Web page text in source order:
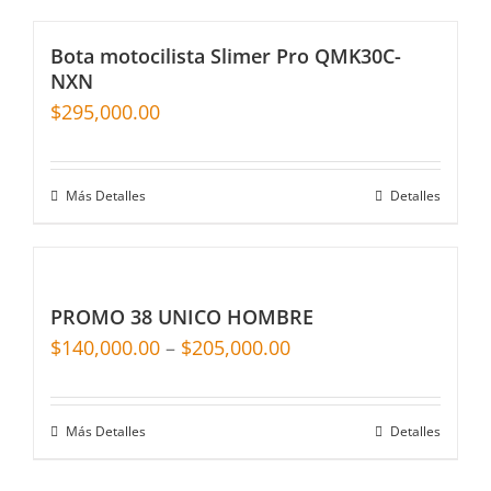
Bota motocilista Slimer Pro QMK30C-
NXN
$295,000.00
Más Detalles Detalles
PROMO 38 UNICO HOMBRE
$140,000.00 – $205,000.00
Más Detalles Detalles